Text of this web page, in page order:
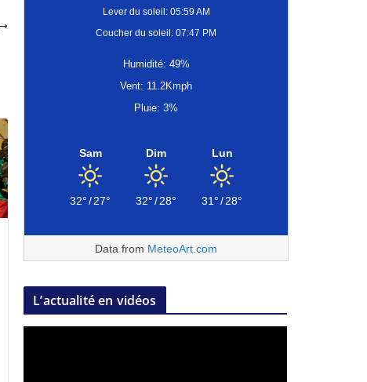
Lever du soleil: 05:59 AM
Coucher du soleil: 07:47 PM
Humidité: 49%
Vent: 11.2Kmph
Pluie: 3%
Sam
32°/27°
Dim
32°/28°
Lun
31°/28°
Data from MeteoArt.com
L’actualité en vidéos